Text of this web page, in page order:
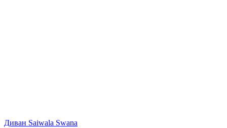
Диван Saiwala Swana